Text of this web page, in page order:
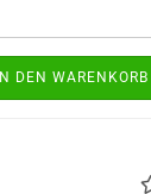
IN DEN WARENKORB